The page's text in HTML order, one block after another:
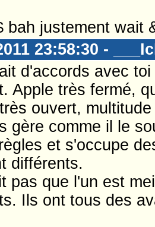
bah justement wait
23:58:30 -
d'accords avec
Apple très fermé,
ouvert,
gère comme il le
et s'occupe
différents.
pas que l'un est
Ils ont tous des